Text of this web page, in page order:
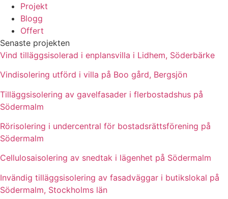
Projekt
Blogg
Offert
Senaste projekten
Vind tilläggsisolerad i enplansvilla i Lidhem, Söderbärke
Vindisolering utförd i villa på Boo gård, Bergsjön
Tilläggsisolering av gavelfasader i flerbostadshus på
Södermalm
Rörisolering i undercentral för bostadsrättsförening på
Södermalm
Cellulosaisolering av snedtak i lägenhet på Södermalm
Invändig tilläggsisolering av fasadväggar i butikslokal på
Södermalm, Stockholms län